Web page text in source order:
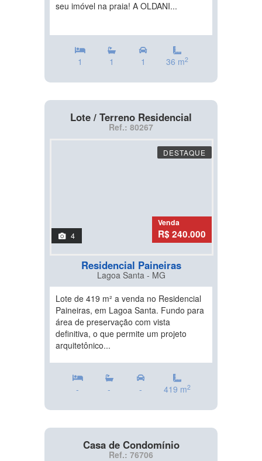
seu imóvel na praia! A OLDANI...
1 1 1 36 m2
Lote / Terreno Residencial
Ref.: 80267
DESTAQUE
4
Venda
R$ 240.000
Residencial Paineiras
Lagoa Santa - MG
Lote de 419 m² a venda no Residencial
Paineiras, em Lagoa Santa. Fundo para
área de preservação com vista
definitiva, o que permite um projeto
arquitetônico...
- - - 419 m2
Casa de Condomínio
Ref.: 76706